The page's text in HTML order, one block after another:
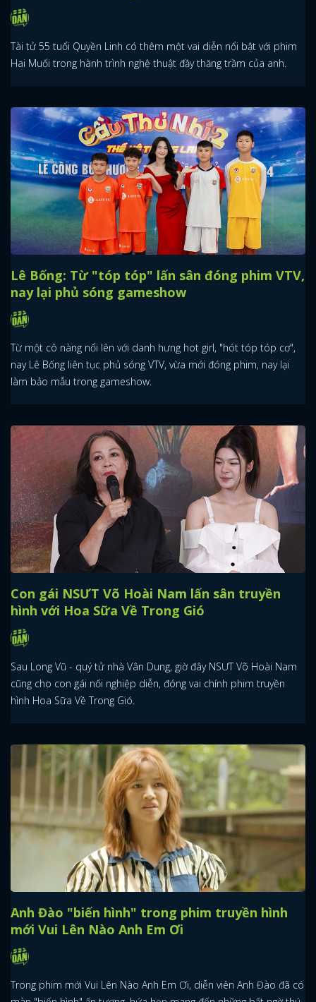
Tài tử 55 tuổi Quyền Linh có thêm một vai diễn nổi bật với phim
Hai Muối trong hành trình nghệ thuật đầy thăng trầm của anh.
Lê Bống: Từ "tóp tóp" lấn sân đóng phim VTV,
nay lại phủ sóng gameshow
Từ một cô nàng nổi lên với danh hưng hot girl, "hót tóp tóp cơ",
nay Lê Bống liên tục phủ sóng VTV, vừa mới đóng phim, nay lại
làm bảo mẫu trong gameshow.
Con gái NSƯT Võ Hoài Nam lấn sân truyền
hình với Hoa Sữa Về Trong Gió
Sau Long Vũ - quý tử nhà Vân Dung, giờ đây NSƯT Võ Hoài Nam
cũng cho con gái nối nghiệp diễn, đóng vai chính phim truyền
hình Hoa Sữa Về Trong Gió.
Anh Đào "biến hình" trong phim truyền hình
mới Vui Lên Nào Anh Em Ơi
Trong phim mới Vui Lên Nào Anh Em Ơi, diễn viên Anh Đào đã có